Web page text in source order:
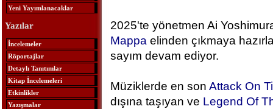
Yeni Yayımlanacaklar
Yazılar
İncelemeler
Röportajlar
Detaylı Tanıtımlar
Kitap İncelemeleri
Etkinlikler
Yazışmalar
2025'te yönetmen Ai
Mappa elinden çıkmaya
sayım devam ediyor.
Müziklerde en son Attack On
dışına taşıyan ve Legend Of